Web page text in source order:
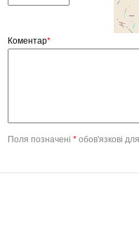
Коментар*
Поля позначені * обов'язкові